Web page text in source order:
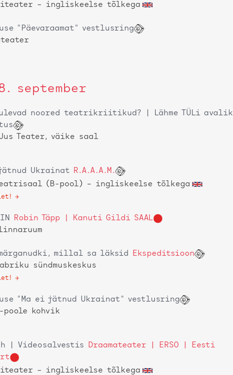
– ingliskeelse tõlkega
"Päevaraamat" vestlusring
september
noored teatrikriitikud? | Lähme TÜLi avalik
Teater, väike saal
Ukrainat
R.A.A.A.M.
(B-pool)
– ingliskeelse tõlkega
Robin Täpp | Kanuti Gildi SAAL
millal sa läksid
Ekspeditsioon
sündmuskeskus
"Ma ei jätnud Ukrainat" vestlusring
poole kohvik
| Videosalvestis
Draamateater | ERSO | Eesti
– ingliskeelse tõlkega